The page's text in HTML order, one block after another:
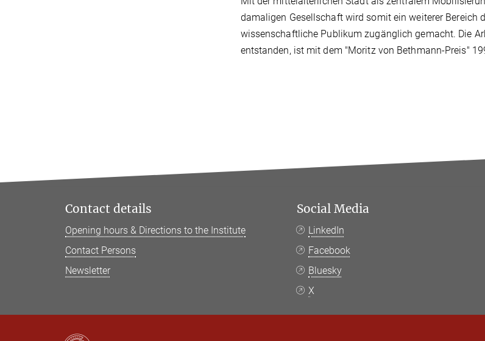
damaligen Gesellschaft wird somit ein weiterer Bereich
wissenschaftliche Publikum zugänglich gemacht. Die
entstanden, ist mit dem "Moritz von Bethmann-Preis"
Contact details
Opening hours & Directions to the Institute
Contact Persons
Newsletter
Social Media
LinkedIn
Facebook
Bluesky
X